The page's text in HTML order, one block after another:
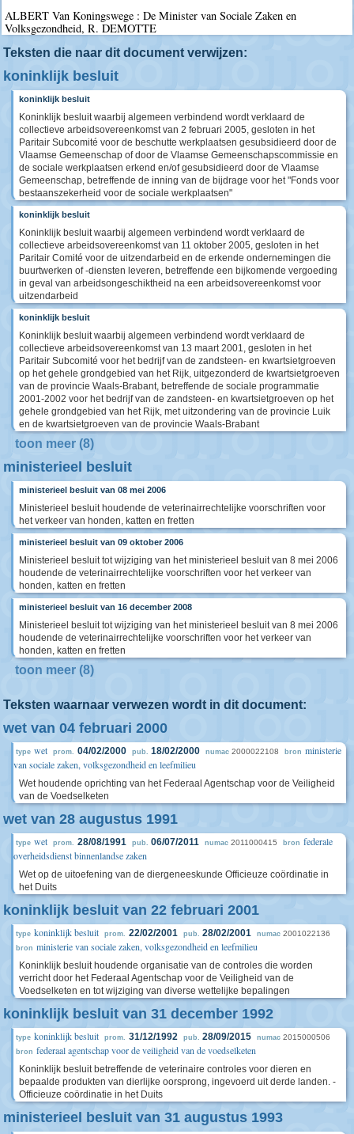
ALBERT Van Koningswege : De Minister van Sociale Zaken en
Volksgezondheid, R. DEMOTTE
Teksten die naar dit document verwijzen:
koninklijk besluit
koninklijk besluit
Koninklijk besluit waarbij algemeen verbindend wordt verklaard de
collectieve arbeidsovereenkomst van 2 februari 2005, gesloten in het
Paritair Subcomité voor de beschutte werkplaatsen gesubsidieerd door de
Vlaamse Gemeenschap of door de Vlaamse Gemeenschapscommissie en
de sociale werkplaatsen erkend en/of gesubsidieerd door de Vlaamse
Gemeenschap, betreffende de inning van de bijdrage voor het "Fonds voor
bestaanszekerheid voor de sociale werkplaatsen"
koninklijk besluit
Koninklijk besluit waarbij algemeen verbindend wordt verklaard de
collectieve arbeidsovereenkomst van 11 oktober 2005, gesloten in het
Paritair Comité voor de uitzendarbeid en de erkende ondernemingen die
buurtwerken of -diensten leveren, betreffende een bijkomende vergoeding
in geval van arbeidsongeschiktheid na een arbeidsovereenkomst voor
uitzendarbeid
koninklijk besluit
Koninklijk besluit waarbij algemeen verbindend wordt verklaard de
collectieve arbeidsovereenkomst van 13 maart 2001, gesloten in het
Paritair Subcomité voor het bedrijf van de zandsteen- en kwartsietgroeven
op het gehele grondgebied van het Rijk, uitgezonderd de kwartsietgroeven
van de provincie Waals-Brabant, betreffende de sociale programmatie
2001-2002 voor het bedrijf van de zandsteen- en kwartsietgroeven op het
gehele grondgebied van het Rijk, met uitzondering van de provincie Luik
en de kwartsietgroeven van de provincie Waals-Brabant
toon meer (8)
ministerieel besluit
ministerieel besluit van 08 mei 2006
Ministerieel besluit houdende de veterinairrechtelijke voorschriften voor
het verkeer van honden, katten en fretten
ministerieel besluit van 09 oktober 2006
Ministerieel besluit tot wijziging van het ministerieel besluit van 8 mei 2006
houdende de veterinairrechtelijke voorschriften voor het verkeer van
honden, katten en fretten
ministerieel besluit van 16 december 2008
Ministerieel besluit tot wijziging van het ministerieel besluit van 8 mei 2006
houdende de veterinairrechtelijke voorschriften voor het verkeer van
honden, katten en fretten
toon meer (8)
Teksten waarnaar verwezen wordt in dit document:
wet van 04 februari 2000
type wet prom. 04/02/2000 pub. 18/02/2000 numac 2000022108 bron ministerie
van sociale zaken, volksgezondheid en leefmilieu
Wet houdende oprichting van het Federaal Agentschap voor de Veiligheid
van de Voedselketen
wet van 28 augustus 1991
type wet prom. 28/08/1991 pub. 06/07/2011 numac 2011000415 bron federale
overheidsdienst binnenlandse zaken
Wet op de uitoefening van de diergeneeskunde Officieuze coördinatie in
het Duits
koninklijk besluit van 22 februari 2001
type koninklijk besluit prom. 22/02/2001 pub. 28/02/2001 numac 2001022136
bron ministerie van sociale zaken, volksgezondheid en leefmilieu
Koninklijk besluit houdende organisatie van de controles die worden
verricht door het Federaal Agentschap voor de Veiligheid van de
Voedselketen en tot wijziging van diverse wettelijke bepalingen
koninklijk besluit van 31 december 1992
type koninklijk besluit prom. 31/12/1992 pub. 28/09/2015 numac 2015000506
bron federaal agentschap voor de veiligheid van de voedselketen
Koninklijk besluit betreffende de veterinaire controles voor dieren en
bepaalde produkten van dierlijke oorsprong, ingevoerd uit derde landen. -
Officieuze coördinatie in het Duits
ministerieel besluit van 31 augustus 1993